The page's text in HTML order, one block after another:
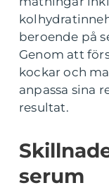
beroende på
Genom att
kockar och
anpassa sina
resultat.
serum